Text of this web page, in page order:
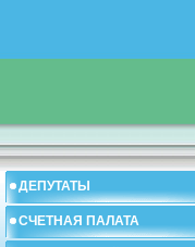
ДЕПУТАТЫ
СЧЕТНАЯ ПАЛАТА